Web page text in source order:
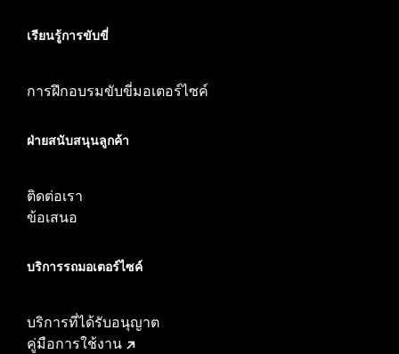
เรียนรู้การขับขี่
การฝึกอบรมขับขี่มอเตอร์ไซค์
ฝ่ายสนับสนุนลูกค้า
ติดต่อเรา
ข้อเสนอ
บริการรถมอเตอร์ไซค์​
บริการที่ได้รับอนุญาต
คู่มือการใช้งาน